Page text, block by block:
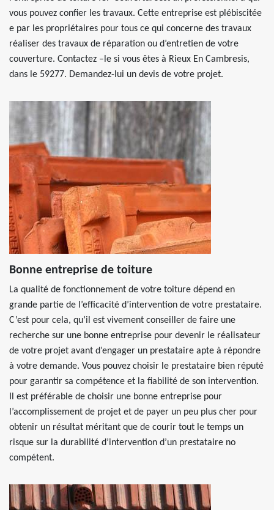
vous pouvez confier les travaux. Cette entreprise est plébiscitée
e par les propriétaires pour tous ce qui concerne des travaux
réaliser des travaux de réparation ou d’entretien de votre
couverture. Contactez –le si vous êtes à Rieux En Cambresis,
dans le 59277. Demandez-lui un devis de votre projet.
Bonne entreprise de toiture
La qualité de fonctionnement de votre toiture dépend en
grande partie de l’efficacité d’intervention de votre prestataire.
C’est pour cela, qu’il est vivement conseiller de faire une
recherche sur une bonne entreprise pour devenir le réalisateur
de votre projet avant d’engager un prestataire apte à répondre
à votre demande. Vous pouvez choisir le prestataire bien réputé
pour garantir sa compétence et la fiabilité de son intervention.
Il est préférable de choisir une bonne entreprise pour
l’accomplissement de projet et de payer un peu plus cher pour
obtenir un résultat méritant que de courir tout le temps un
risque sur la durabilité d’intervention d’un prestataire no
compétent.